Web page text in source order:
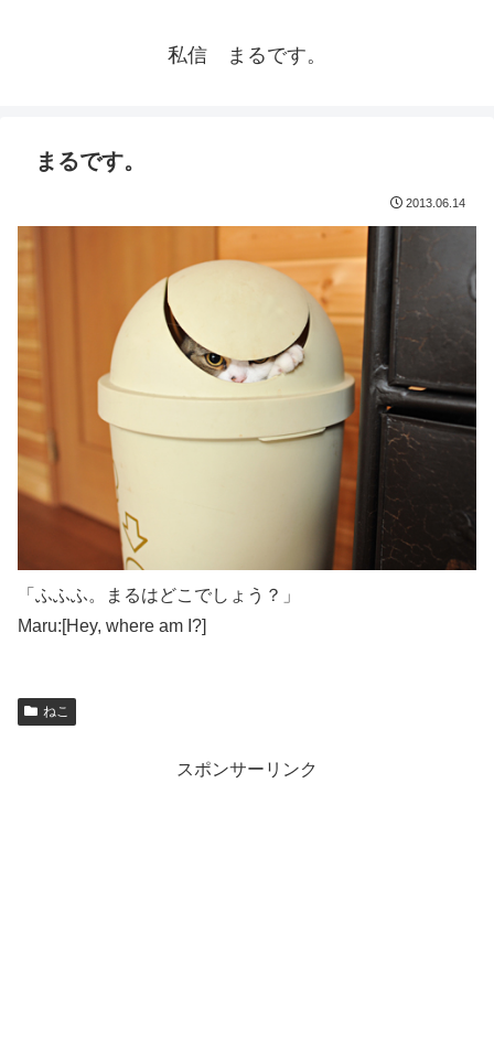
私信 まるです。
まるです。
2013.06.14
「ふふふ。まるはどこでしょう？」
Maru:[Hey, where am I?]
ねこ
スポンサーリンク